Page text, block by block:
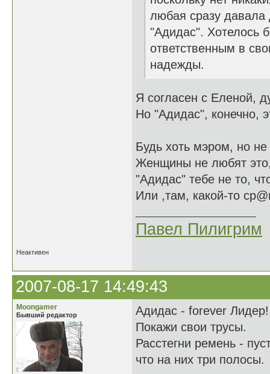
любая сразу
"Адидас". Хотелось
ответственным в
надежды.
Я согласен с Еленой,
Но "Адидас", конечно,
Будь хоть мэром, но
Женщины не любят
"Адидас" тебе не то,
Или ,там, какой-то
Павел Пилигрим
Неактивен
2007-08-17 14:49:43
Moongamer
Бывший редактор
Адидас - forever Лидер!
Покажи свои трусы.
Расстегни ремень -
что на них три полосы.